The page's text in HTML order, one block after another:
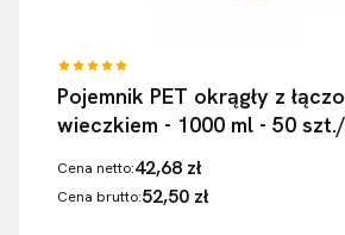
Pojemnik PET okrągły z
wieczkiem - 1000 ml - 50
Cena netto:42,68 zł
Cena brutto:52,50 zł